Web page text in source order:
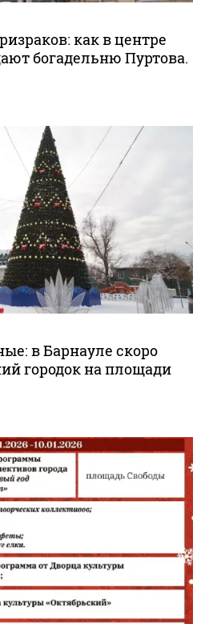
как в центре
богадельню Пуртова.
в Барнауле скоро
городок на площади